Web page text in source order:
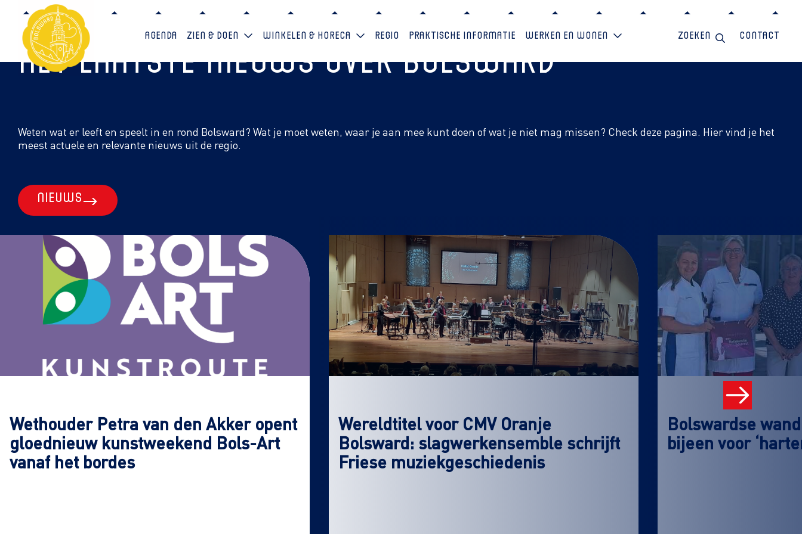
Agenda Zien & doen Winkelen & horeca Regio Praktische informatie Werken en wonen Zoeken Contact
Het laatste nieuws over Bolsward
Weten wat er leeft en speelt in en rond Bolsward? Wat je moet weten, waar je aan mee kunt doen of wat je niet mag missen? Check deze pagina. Hier vind je het
meest actuele en relevante nieuws uit de regio.
Nieuws
Wethouder Petra van den Akker opent
gloednieuw kunstweekend Bols-Art
vanaf het bordes
Wereldtitel voor CMV Oranje
Bolsward: slagwerkensemble schrijft
Friese muziekgeschiedenis
Bolswardse
bijeen voor